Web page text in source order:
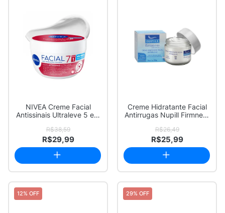
NIVEA Creme Facial
Antissinais Ultraleve 5 em
R$38,59
R$29,99
Creme Hidratante Facial
Antirrugas Nupill Firmness
R$26,49
R$25,99
12% OFF 29% OFF